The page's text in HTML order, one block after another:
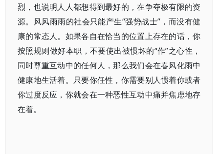
烈，也说明人人都想得到最好的，在争夺极有限的资
源。风风雨雨的社会只能产生“强势战士”，而没有健
康的常态人。如果各自在恰当的位置上存在的话，你
按照规则做好本职，不要使出被惯坏的“作”之心性，
同时尊重互动中的任何人，那么我们会在春风化雨中
健康地生活着。只要你任性，你需要别人惯着你或者
你过度反应，你就会在一种恶性互动中痛并焦虑地存
在着。